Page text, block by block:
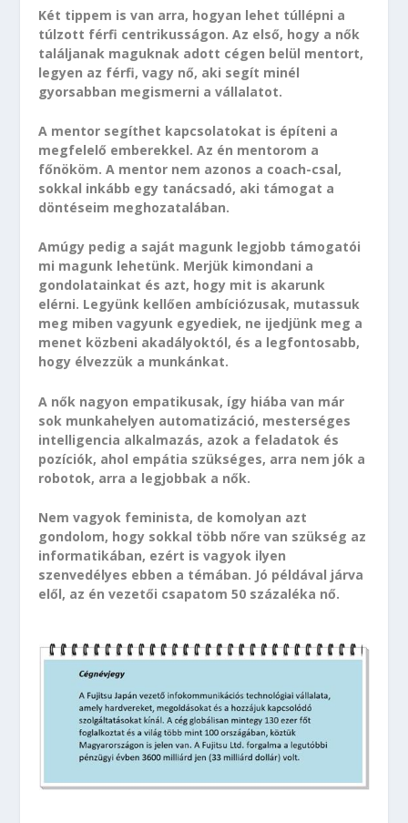
Két tippem is van arra, hogyan lehet túllépni a
túlzott férfi centrikusságon. Az első, hogy a nők
találjanak maguknak adott cégen belül mentort,
legyen az férfi, vagy nő, aki segít minél
gyorsabban megismerni a vállalatot.
A mentor segíthet kapcsolatokat is építeni a
megfelelő emberekkel. Az én mentorom a
főnököm. A mentor nem azonos a coach-csal,
sokkal inkább egy tanácsadó, aki támogat a
döntéseim meghozatalában.
Amúgy pedig a saját magunk legjobb támogatói
mi magunk lehetünk. Merjük kimondani a
gondolatainkat és azt, hogy mit is akarunk
elérni. Legyünk kellően ambíciózusak, mutassuk
meg miben vagyunk egyediek, ne ijedjünk meg a
menet közbeni akadályoktól, és a legfontosabb,
hogy élvezzük a munkánkat.
A nők nagyon empatikusak, így hiába van már
sok munkahelyen automatizáció, mesterséges
intelligencia alkalmazás, azok a feladatok és
pozíciók, ahol empátia szükséges, arra nem jók a
robotok, arra a legjobbak a nők.
Nem vagyok feminista, de komolyan azt
gondolom, hogy sokkal több nőre van szükség az
informatikában, ezért is vagyok ilyen
szenvedélyes ebben a témában. Jó példával járva
elől, az én vezetői csapatom 50 százaléka nő.